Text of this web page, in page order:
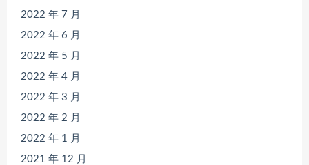
2022 年 7 月
2022 年 6 月
2022 年 5 月
2022 年 4 月
2022 年 3 月
2022 年 2 月
2022 年 1 月
2021 年 12 月